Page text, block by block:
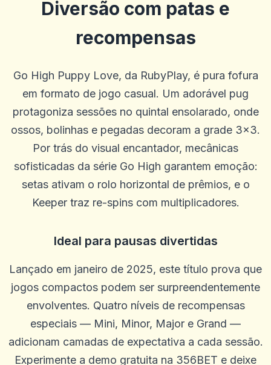
Diversão com patas e
recompensas
Go High Puppy Love, da RubyPlay, é pura fofura
em formato de jogo casual. Um adorável pug
protagoniza sessões no quintal ensolarado, onde
ossos, bolinhas e pegadas decoram a grade 3×3.
Por trás do visual encantador, mecânicas
sofisticadas da série Go High garantem emoção:
setas ativam o rolo horizontal de prêmios, e o
Keeper traz re-spins com multiplicadores.
Ideal para pausas divertidas
Lançado em janeiro de 2025, este título prova que
jogos compactos podem ser surpreendentemente
envolventes. Quatro níveis de recompensas
especiais — Mini, Minor, Major e Grand —
adicionam camadas de expectativa a cada sessão.
Experimente a demo gratuita na 356BET e deixe
r
2025-10-22 03:17:18
Me dê meu dinheiro
0
W
Will
Ótimo atendimento ao cliente